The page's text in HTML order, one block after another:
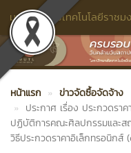
มหาวิทยาลัยเทคโนโลยีราชม
หน้าแรก
ข่าวจัดซื้อจัดจ้าง
ประกาศ เรื่อง ประกวดรา
ปฏิบัติการคณะศิลปกรรมและส
วิธีประกวดราคาอิเล็กทรอนิกส์